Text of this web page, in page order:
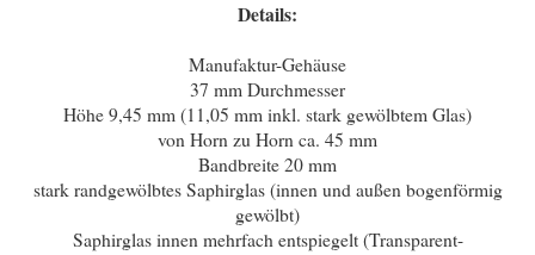
Details:
Manufaktur-Gehäuse
37 mm Durchmesser
Höhe 9,45 mm (11,05 mm inkl. stark gewölbtem Glas)
von Horn zu Horn ca. 45 mm
Bandbreite 20 mm
stark randgewölbtes Saphirglas (innen und außen bogenförmig
gewölbt)
Saphirglas innen mehrfach entspiegelt (Transparent-